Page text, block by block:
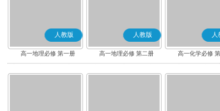
人教版
高一地理必修 第一册
人教版
高一地理必修 第二册
人
高一化学必修